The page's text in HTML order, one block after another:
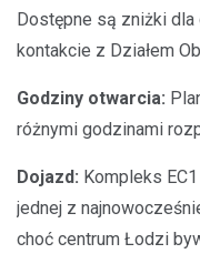
Dostępne są zniżki
kontakcie z Działem
Godziny otwarcia:
różnymi godzinami
Dojazd: Kompleks
jednej z
choć centrum Łodzi